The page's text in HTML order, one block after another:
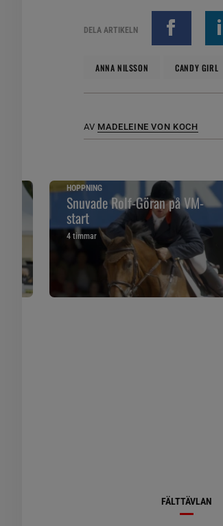
DELA ARTIKELN
ANNA NILSSON CANDY GIRL
AV MADELEINE VON KOCH
HOPPNING
Snuvade Rolf-Göran på VM-
start
4 timmar
FÄLTTÄVLAN